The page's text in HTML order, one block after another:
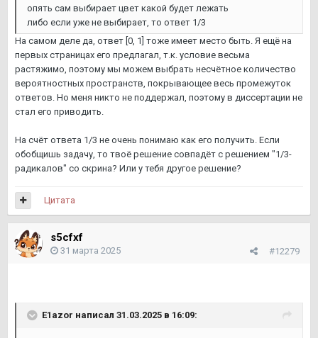
опять сам выбирает цвет какой будет лежать
либо если уже не выбирает, то ответ 1/3
На самом деле да, ответ [0, 1] тоже имеет место быть. Я ещё на
первых страницах его предлагал, т.к. условие весьма
растяжимо, поэтому мы можем выбрать несчётное количество
вероятностных пространств, покрывающее весь промежуток
ответов. Но меня никто не поддержал, поэтому в диссертации не
стал его приводить.
На счёт ответа 1/3 не очень понимаю как его получить. Если
обобщишь задачу, то твоё решение совпадёт с решением "1/3-
радикалов" со скрина? Или у тебя другое решение?
Цитата
s5cfxf
#12279
31 марта 2025
E1azor написал 31.03.2025 в 16:09: